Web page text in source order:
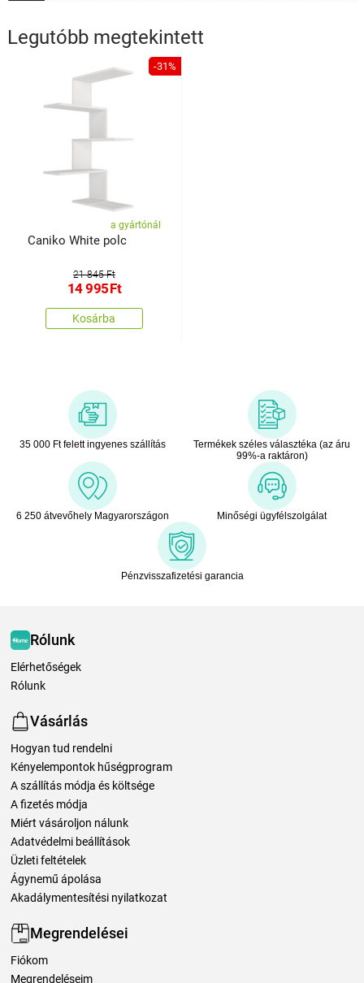
Legutóbb megtekintett
-31%
a gyártónál
Caniko White polc
21 845 Ft
14 995Ft
Kosárba
35 000 Ft felett ingyenes szállítás
Termékek széles választéka (az áru
99%-a raktáron)
6 250 átvevőhely Magyarországon Minőségi ügyfélszolgálat
Pénzvisszafizetési garancia
Rólunk
Elérhetőségek
Rólunk
Vásárlás
Hogyan tud rendelni
Kényelempontok hűségprogram
A szállítás módja és költsége
A fizetés módja
Miért vásároljon nálunk
Adatvédelmi beállítások
Üzleti feltételek
Ágynemű ápolása
Akadálymentesítési nyilatkozat
Megrendelései
Fiókom
Megrendeléseim